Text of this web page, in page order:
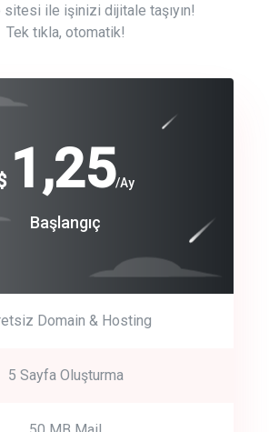
sitesi ile işinizi dijitale taşıyın!
Tek tıkla, otomatik!
1,25/Ay
Başlangıç
Domain & Hosting
5 Sayfa Oluşturma
Free
Basic